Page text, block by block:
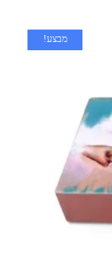
מבצע!